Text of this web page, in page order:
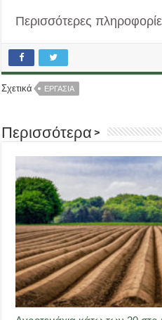
Περισσότερες
Σχετικά ΕΡΓΑΣΙΑ
Περισσότερα >